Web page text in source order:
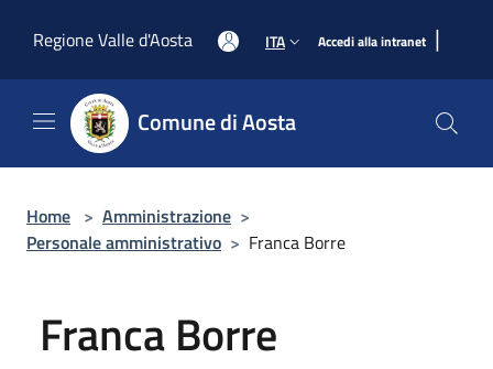
Regione Valle d'Aosta
ITA Accedi alla intranet |
Comune di Aosta
Home > Amministrazione >
Personale amministrativo > Franca Borre
Franca Borre